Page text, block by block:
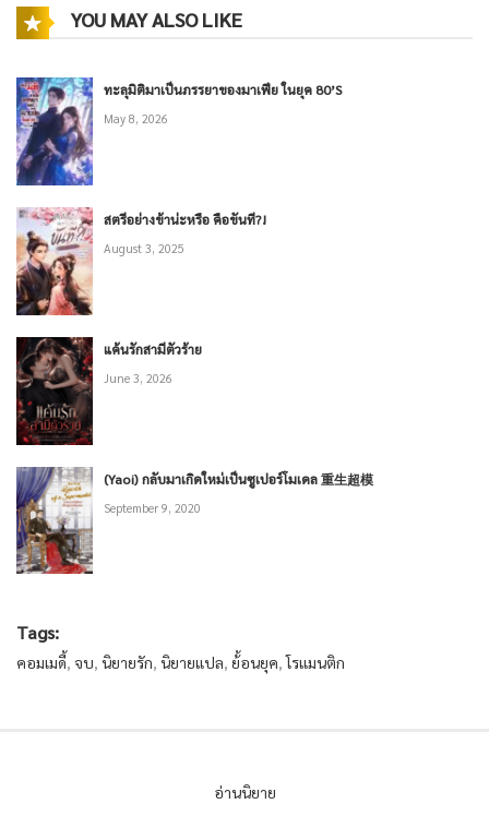
YOU MAY ALSO LIKE
ทะลุมิติมาเป็นภรรยาของมาเฟีย ในยุค 80’S
May 8, 2026
สตรีอย่างข้าน่ะหรือ คือขันที?!
August 3, 2025
แค้นรักสามีตัวร้าย
June 3, 2026
(Yaoi) กลับมาเกิดใหม่เป็นซูเปอร์โมเดล 重生超模
September 9, 2020
Tags:
คอมเมดี้, จบ, นิยายรัก, นิยายแปล, ย้้อนยุค,โรแมนติก
อ่านนิยาย